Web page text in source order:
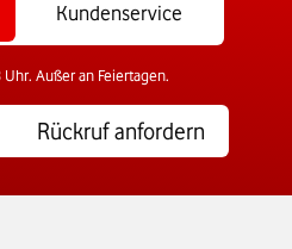
Kundenservice
Außer an Feiertagen.
Rückruf anfordern